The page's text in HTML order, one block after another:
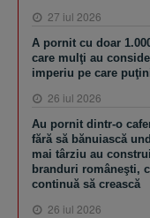
27 iul 2026
A pornit cu doar
care mulţi au
imperiu pe care
26 iul 2026
Au pornit dintr-o
fără să bănuiască
mai târziu au
branduri româneşti,
continuă să crească
26 iul 2026